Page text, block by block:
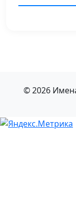
© 2026